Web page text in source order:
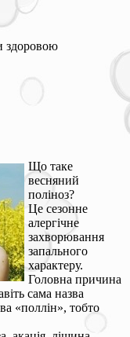
здоровою
Що таке
весняний
поліноз?
Це сезонне
алергічне
захворювання
запального
характеру.
Головна причина
сама назва
«поллін», тобто